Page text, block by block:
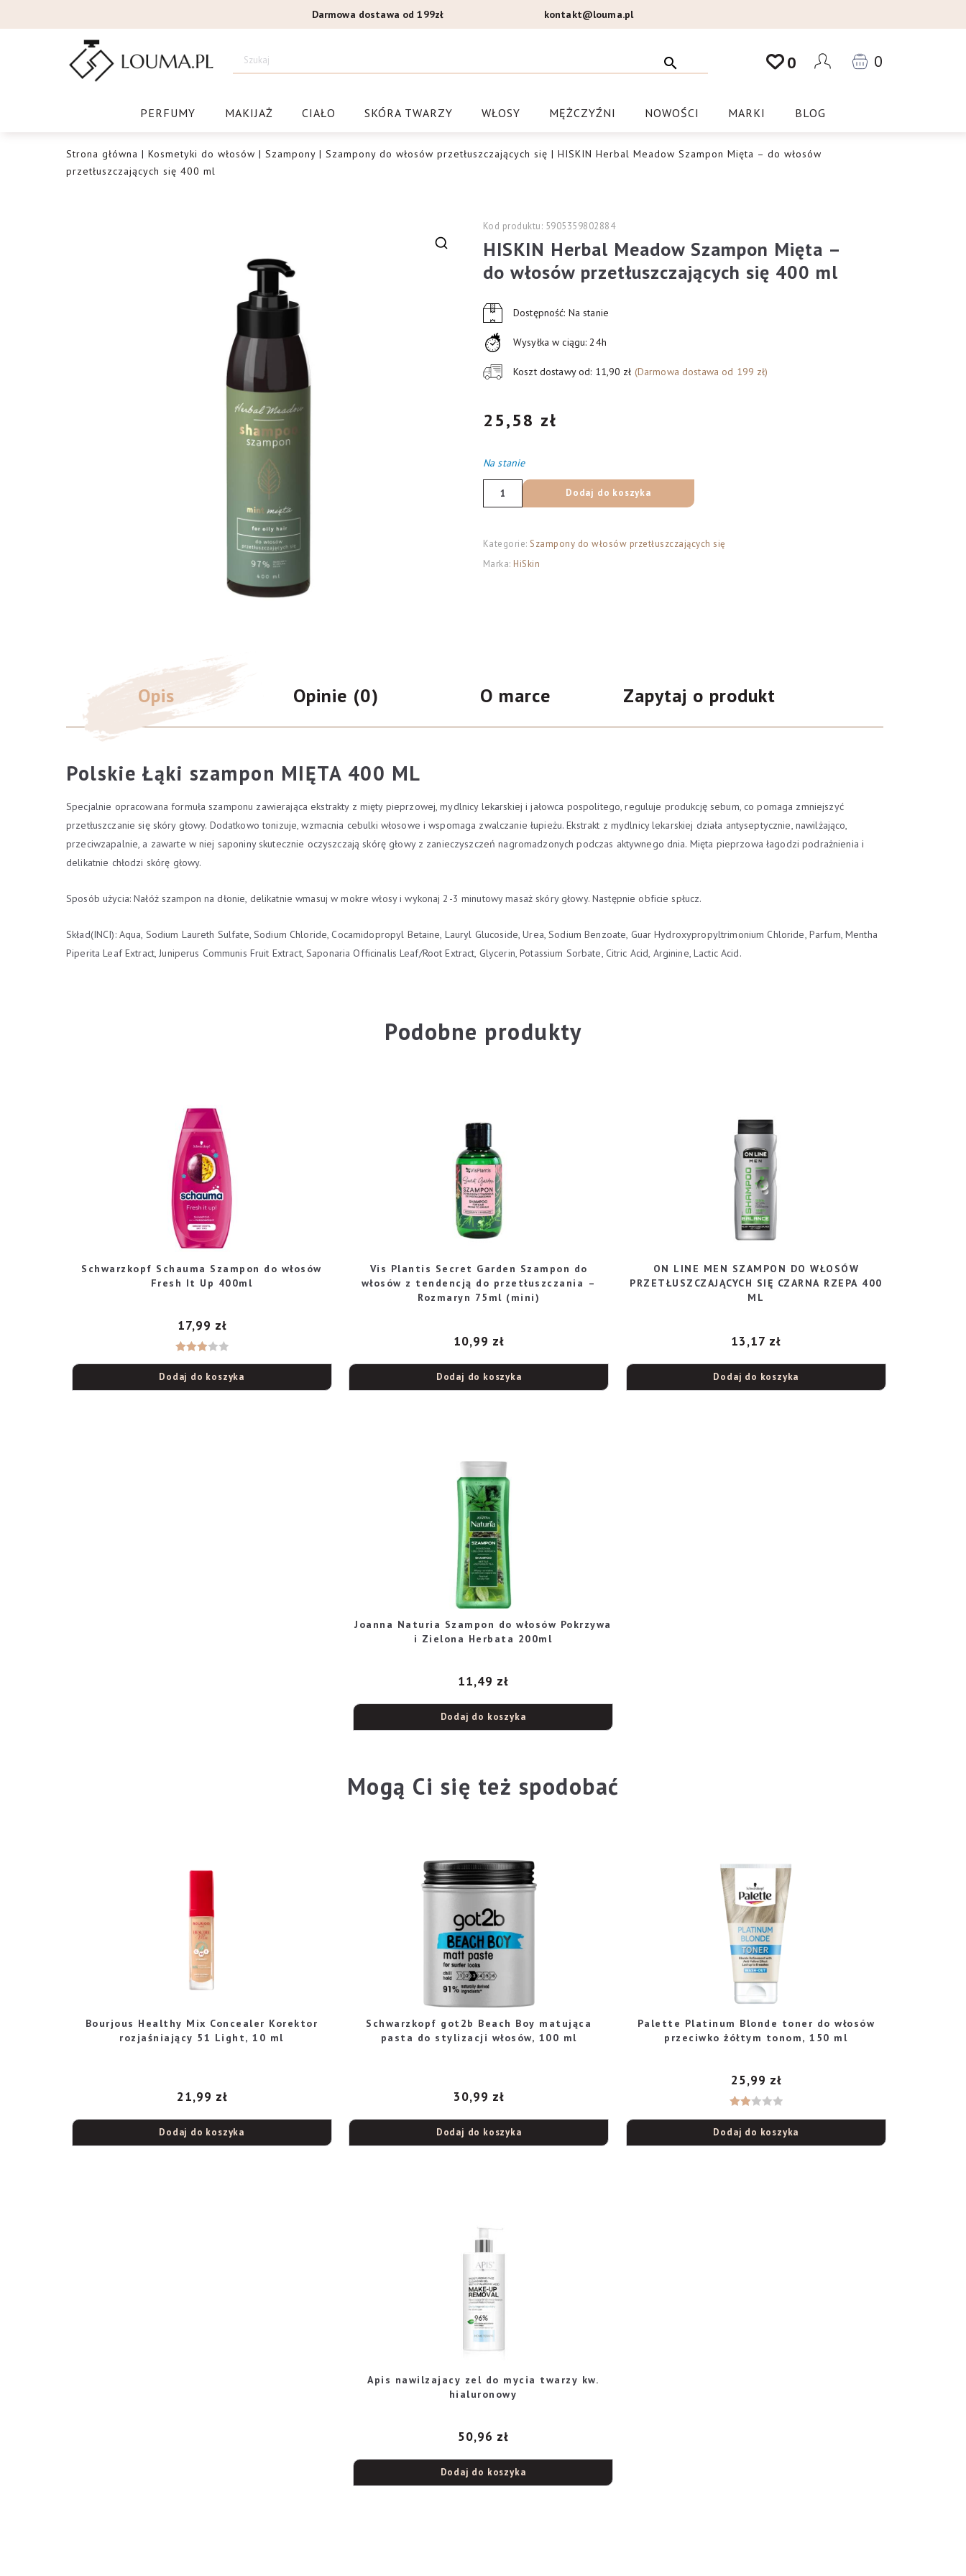
do
Darmowa dostawa od 199zł kontakt@louma.pl
Drogeria Louma.pl 0 0
PERFUMY MAKIJAŻ CIAŁO SKÓRA TWARZY WŁOSY MĘŻCZYŹNI NOWOŚCI MARKI BLOG
Strona główna | Kosmetyki do włosów | Szampony | Szampony do włosów przetłuszczających się | HISKIN Herbal Meadow Szampon Mięta – do włosów
przetłuszczających się 400 ml
Kod produktu: 5905359802884
HISKIN Herbal Meadow Szampon Mięta –
do włosów przetłuszczających się 400 ml
Dostępność: Na stanie
Wysyłka w ciągu: 24h
Koszt dostawy od: 11,90 zł (Darmowa dostawa od 199 zł)
25,58 zł
Na stanie
ilość
HISKIN
Meadow
Szampon
400
Dodaj do koszyka
Kategorie:Szampony do włosów przetłuszczających się
Marka: HiSkin
Opis Opinie (0) O marce Zapytaj o produkt
Polskie Łąki szampon MIĘTA 400 ML
Specjalnie opracowana formuła szamponu zawierająca ekstrakty z mięty pieprzowej, mydlnicy lekarskiej i jałowca pospolitego, reguluje produkcję sebum, co pomaga zmniejszyć
przetłuszczanie się skóry głowy. Dodatkowo tonizuje, wzmacnia cebulki włosowe i wspomaga zwalczanie łupieżu. Ekstrakt z mydlnicy lekarskiej działa antyseptycznie, nawilżająco,
przeciwzapalnie, a zawarte w niej saponiny skutecznie oczyszczają skórę głowy z zanieczyszczeń nagromadzonych podczas aktywnego dnia. Mięta pieprzowa łagodzi podrażnienia i
delikatnie chłodzi skórę głowy.
Sposób użycia: Nałóż szampon na dłonie, delikatnie wmasuj w mokre włosy i wykonaj 2-3 minutowy masaż skóry głowy. Następnie obficie spłucz.
Skład(INCI): Aqua, Sodium Laureth Sulfate, Sodium Chloride, Cocamidopropyl Betaine, Lauryl Glucoside, Urea, Sodium Benzoate, Guar Hydroxypropyltrimonium Chloride, Parfum, Mentha
Piperita Leaf Extract, Juniperus Communis Fruit Extract, Saponaria Officinalis Leaf/Root Extract, Glycerin, Potassium Sorbate, Citric Acid, Arginine, Lactic Acid.
Podobne produkty
Schwarzkopf Schauma Szampon do włosów
Fresh It Up 400ml
no
3.00
17,99 zł
Dodaj do koszyka
Vis Plantis Secret Garden Szampon do
włosów z tendencją do przetłuszczania –
Rozmaryn 75ml (mini)
10,99 zł
Dodaj do koszyka
ON LINE MEN SZAMPON DO WŁOSÓW
PRZETŁUSZCZAJĄCYCH SIĘ CZARNA RZEPA 400
ML
13,17 zł
Dodaj do koszyka
Joanna Naturia Szampon do włosów Pokrzywa
i Zielona Herbata 200ml
11,49 zł
Dodaj do koszyka
Mogą Ci się też spodobać
Bourjous Healthy Mix Concealer Korektor
rozjaśniający 51 Light, 10 ml
21,99 zł
Dodaj do koszyka
Schwarzkopf got2b Beach Boy matująca
pasta do stylizacji włosów, 100 ml
30,99 zł
Dodaj do koszyka
Palette Platinum Blonde toner do włosów
przeciwko żółtym tonom, 150 ml
iono
2.00
25,99 zł
Dodaj do koszyka
Apis nawilzajacy zel do mycia twarzy kw.
hialuronowy
50,96 zł
Dodaj do koszyka